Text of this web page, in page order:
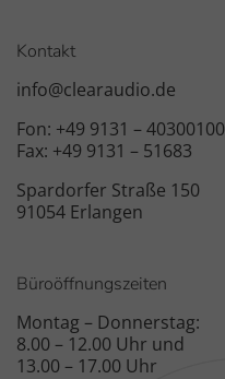
Kontakt
info@clearaudio.de
Fon: +49 9131 – 40300100
Fax: +49 9131 – 51683
Spardorfer Straße 150
91054 Erlangen
Büroöffnungszeiten
Montag – Donnerstag:
8.00 – 12.00 Uhr und
13.00 – 17.00 Uhr